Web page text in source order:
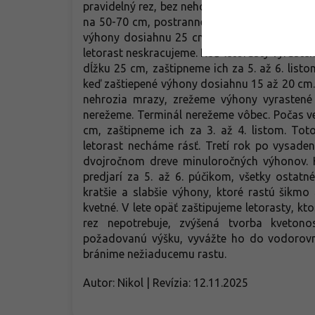
pravidelný rez, bez neho by začali kvitnúť
na 50-70 cm, postranné výhony
výhony dosiahnu 25 cm, zaštipneme ich za
letorast neskracujeme. Keď letorasty
dĺžku 25 cm, zaštipneme ich za 5. až 6.
keď zaštiepené výhony dosiahnu 15 až 20
nehrozia mrazy, zrežeme výhony
nerežeme. Terminál nerežeme vôbec.
cm, zaštipneme ich za 3. až 4. listom.
letorast necháme rásť. Tretí rok po
dvojročnom dreve minuloročných
predjarí za 5. až 6. púčikom, všetky
kratšie a slabšie výhony, ktoré rastú
kvetné. V lete opäť zaštipujeme letorasty,
rez nepotrebuje, zvýšená tvorba
požadovanú výšku, vyvážte ho do
bránime nežiaducemu rastu.
Autor: Nikol | Revízia: 12.11.2025